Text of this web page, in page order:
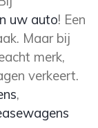
uw auto! Een
Maar bij
merk,
verkeert.
,